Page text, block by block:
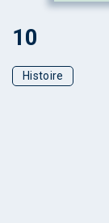
10
Histoire